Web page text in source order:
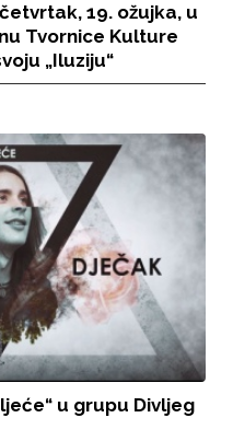
19. ožujka, u
Tvornice Kulture
„Iluziju“
u grupu Divljeg